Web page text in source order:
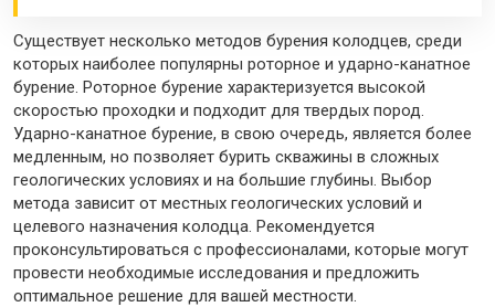
Существует несколько методов бурения колодцев, среди
которых наиболее популярны роторное и ударно-канатное
бурение. Роторное бурение характеризуется высокой
скоростью проходки и подходит для твердых пород.
Ударно-канатное бурение, в свою очередь, является более
медленным, но позволяет бурить скважины в сложных
геологических условиях и на большие глубины. Выбор
метода зависит от местных геологических условий и
целевого назначения колодца. Рекомендуется
проконсультироваться с профессионалами, которые могут
провести необходимые исследования и предложить
оптимальное решение для вашей местности.